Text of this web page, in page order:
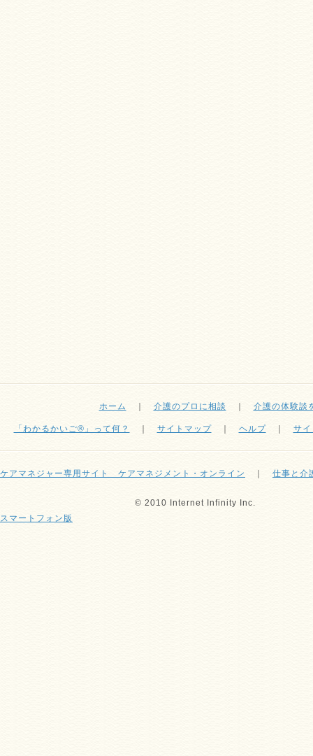
ホーム 介護のプロに相談 介護の体験談
「わかるかいご®」って何？ サイトマップ｜ ヘルプ｜ サ
ケアマネジャー専用サイト ケアマネジメント・オンライン 仕事と介
© 2010 Internet Infinity Inc.
スマートフォン版